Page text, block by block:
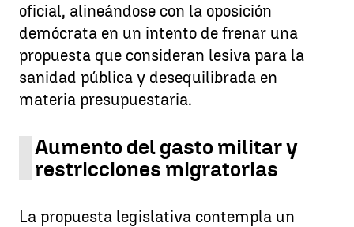
oficial, alineándose con la oposición
demócrata en un intento de frenar una
propuesta que consideran lesiva para la
sanidad pública y desequilibrada en
materia presupuestaria.
Aumento del gasto militar y
restricciones migratorias
La propuesta legislativa contempla un